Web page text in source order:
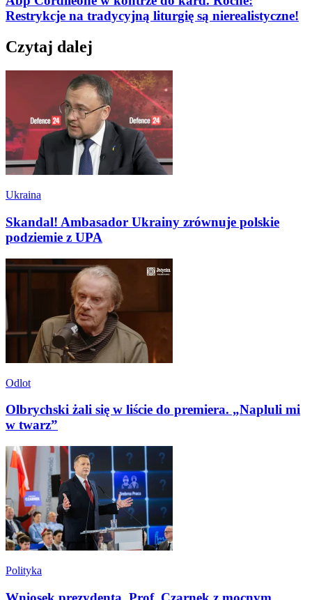
Restrykcje na tradycyjną liturgię są nierealistyczne!
Czytaj dalej
Ukraina
Skandal! Ambasador Ukrainy zrównuje polskie
podziemie z UPA
Odlot
Olbrychski żali się w liście do premiera. „Napluli mi
w twarz”
Polityka